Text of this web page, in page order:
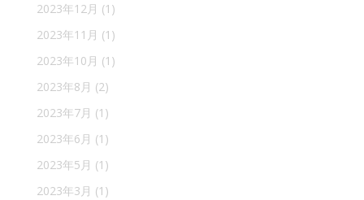
2023年12月 (1)
2023年11月 (1)
2023年10月 (1)
2023年8月 (2)
2023年7月 (1)
2023年6月 (1)
2023年5月 (1)
2023年3月 (1)